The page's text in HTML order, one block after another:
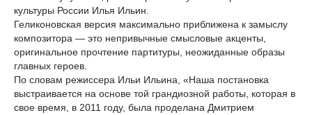
культуры России Илья Ильин.
Геликоновская версия максимально приближена к замыслу
композитора — это непривычные смысловые акценты,
оригинальное прочтение партитуры, неожиданные образы
главных героев.
По словам режиссера Ильи Ильина, «Наша постановка
выстраивается на основе той грандиозной работы, которая в
свое время, в 2011 году, была проделана Дмитрием